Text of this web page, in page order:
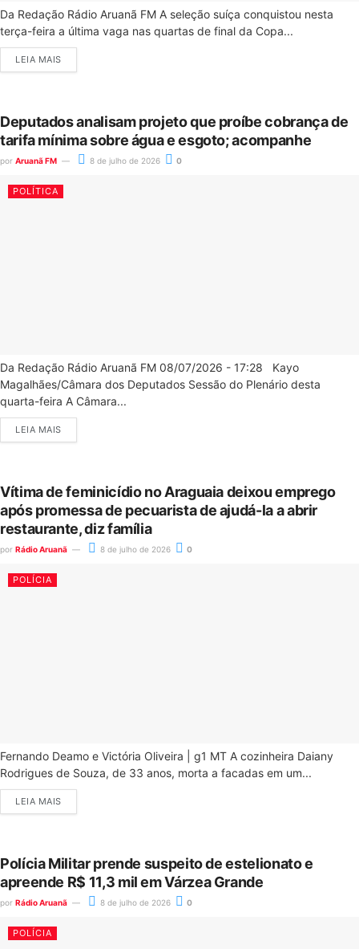
Da Redação Rádio Aruanã FM A seleção suíça conquistou nesta
terça-feira a última vaga nas quartas de final da Copa...
LEIA MAIS
Deputados analisam projeto que proíbe cobrança de
tarifa mínima sobre água e esgoto; acompanhe
por Aruanã FM 8 de julho de 2026 0
POLÍTICA
Da Redação Rádio Aruanã FM 08/07/2026 - 17:28 Kayo
Magalhães/Câmara dos Deputados Sessão do Plenário desta
quarta-feira A Câmara...
LEIA MAIS
Vítima de feminicídio no Araguaia deixou emprego
após promessa de pecuarista de ajudá-la a abrir
restaurante, diz família
por Rádio Aruanã 8 de julho de 2026 0
POLÍCIA
Fernando Deamo e Victória Oliveira | g1 MT A cozinheira Daiany
Rodrigues de Souza, de 33 anos, morta a facadas em um...
LEIA MAIS
Polícia Militar prende suspeito de estelionato e
apreende R$ 11,3 mil em Várzea Grande
por Rádio Aruanã 8 de julho de 2026 0
POLÍCIA